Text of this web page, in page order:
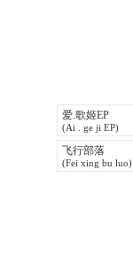
爱.歌姬EP
(Ai . ge ji EP)
飞行部落
(Fei xing bu luo)